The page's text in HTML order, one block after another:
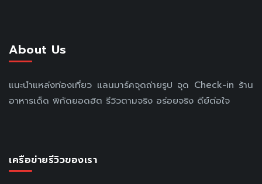
About Us
แนะนำแหล่งท่องเที่ยว แลนมาร์คจุดถ่ายรูป จุด Check-in ร้าน
อาหารเด็ด พิกัดยอดฮิต รีวิวตามจริง อร่อยจริง ดีย์ต่อใจ
เครือข่ายรีวิวของเรา